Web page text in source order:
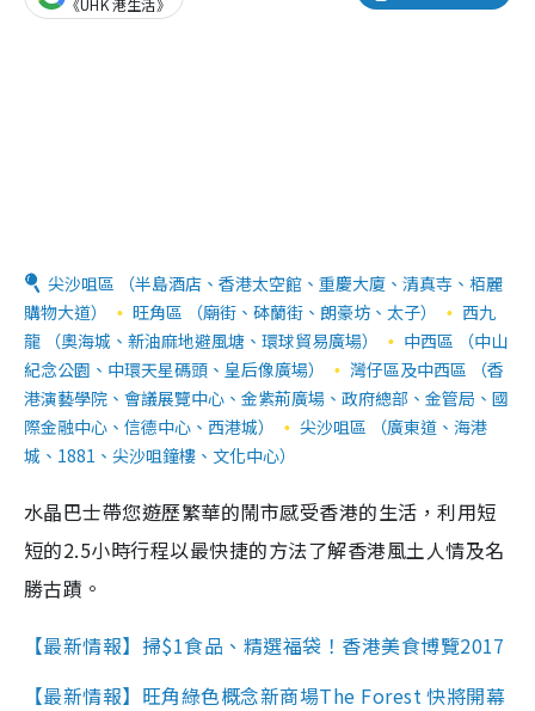
《UHK 港生活》
尖沙咀區 （半島酒店、香港太空館、重慶大廈、清真寺、栢麗
購物大道）
旺角區 （廟街、砵蘭街、朗豪坊、太子）
西九
龍 （奧海城、新油麻地避風塘、環球貿易廣場）
中西區 （中山
紀念公園、中環天星碼頭、皇后像廣場）
灣仔區及中西區 （香
港演藝學院、會議展覽中心、金紫荊廣場、政府總部、金管局、國
際金融中心、信德中心、西港城）
尖沙咀區 （廣東道、海港
城、1881、尖沙咀鐘樓、文化中心）
水晶巴士帶您遊歷繁華的鬧市感受香港的生活，利用短
短的2.5小時行程以最快捷的方法了解香港風土人情及名
勝古蹟。
【最新情報】掃$1食品、精選福袋！香港美食博覽2017
【最新情報】旺角綠色概念新商場The Forest 快將開幕